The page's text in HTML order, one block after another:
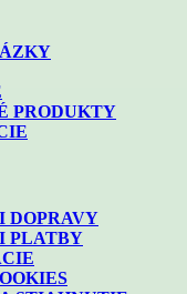
PRODUKTY
DOPRAVY
PLATBY